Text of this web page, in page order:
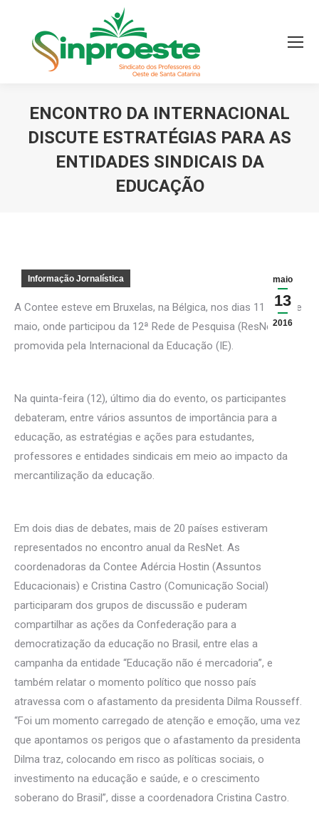
ENCONTRO DA INTERNACIONAL
DISCUTE ESTRATÉGIAS PARA AS
ENTIDADES SINDICAIS DA
EDUCAÇÃO
maio
13
2016
Informação Jornalística
A Contee esteve em Bruxelas, na Bélgica, nos dias 11 e 12 de
maio, onde participou da 12ª Rede de Pesquisa (ResNet)
promovida pela Internacional da Educação (IE).
Na quinta-feira (12), último dia do evento, os participantes
debateram, entre vários assuntos de importância para a
educação, as estratégias e ações para estudantes,
professores e entidades sindicais em meio ao impacto da
mercantilização da educação.
Em dois dias de debates, mais de 20 países estiveram
representados no encontro anual da ResNet. As
coordenadoras da Contee Adércia Hostin (Assuntos
Educacionais) e Cristina Castro (Comunicação Social)
participaram dos grupos de discussão e puderam
compartilhar as ações da Confederação para a
democratização da educação no Brasil, entre elas a
campanha da entidade “Educação não é mercadoria”, e
também relatar o momento político que nosso país
atravessa com o afastamento da presidenta Dilma Rousseff.
“Foi um momento carregado de atenção e emoção, uma vez
que apontamos os perigos que o afastamento da presidenta
Dilma traz, colocando em risco as políticas sociais, o
investimento na educação e saúde, e o crescimento
soberano do Brasil”, disse a coordenadora Cristina Castro.